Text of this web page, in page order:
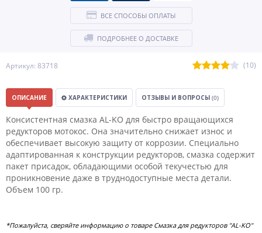
Артикул: 83718 (10)
ВСЕ СПОСОБЫ ОПЛАТЫ
ПОДРОБНЕЕ О ДОСТАВКЕ
ОПИСАНИЕ ХАРАКТЕРИСТИКИ ОТЗЫВЫ И ВОПРОСЫ (0)
Консистентная смазка AL-KO для быстро вращающихся
редукторов мотокос. Она значительно снижает износ и
обеспечивает высокую защиту от коррозии. Специально
адаптированная к конструкции редукторов, смазка содержит
пакет присадок, обладающими особой текучестью для
проникновение даже в труднодоступные места детали.
Объем 100 гр.
*Пожалуйста, сверяйте информацию о товаре Cмазка для редукторов "AL-KO"